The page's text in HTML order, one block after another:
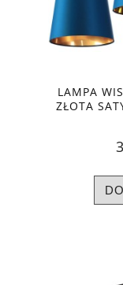
LAMPA
ZŁOTA